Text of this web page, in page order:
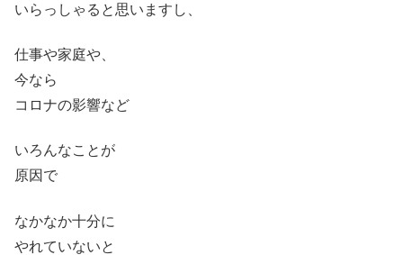
いらっしゃると思いますし、
仕事や家庭や、
今なら
コロナの影響など
いろんなことが
原因で
なかなか十分に
やれていないと